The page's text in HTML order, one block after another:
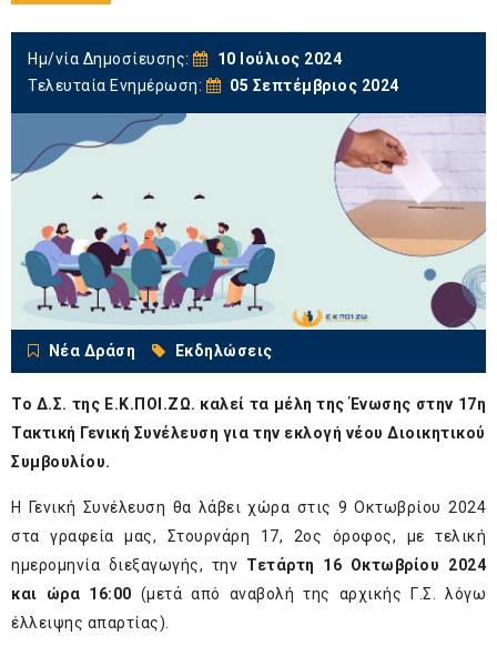
Ημ/νία Δημοσίευσης:
10 Ιούλιος 2024
Τελευταία Ενημέρωση:
05 Σεπτέμβριος 2024
Νέα Δράση Εκδηλώσεις
Το Δ.Σ. της Ε.Κ.ΠΟΙ.ΖΩ. καλεί τα μέλη της Ένωσης στην 17η
Τακτική Γενική Συνέλευση για την εκλογή νέου Διοικητικού
Συμβουλίου.
Η Γενική Συνέλευση θα λάβει χώρα στις 9 Οκτωβρίου 2024
στα γραφεία μας, Στουρνάρη 17, 2ος όροφος, με τελική
ημερομηνία διεξαγωγής, την Τετάρτη 16 Οκτωβρίου 2024
και ώρα 16:00 (μετά από αναβολή της αρχικής Γ.Σ. λόγω
έλλειψης απαρτίας).